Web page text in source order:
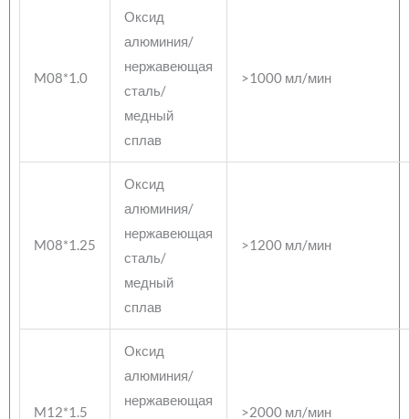
M08*1.0
Оксид
алюминия/
нержавеющая
сталь/
медный
сплав
>1000 мл/мин
M08*1.25
Оксид
алюминия/
нержавеющая
сталь/
медный
сплав
>1200 мл/мин
M12*1.5
Оксид
алюминия/
нержавеющая
>2000 мл/мин